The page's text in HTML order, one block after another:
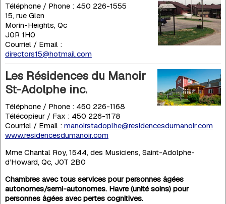
Téléphone / Phone : 450 226-1555
15, rue Glen
Morin-Heights, Qc
J0R 1H0
Courriel / Email :
directors15@hotmail.com
Les Résidences du Manoir
St-Adolphe inc.
Téléphone / Phone : 450 226-1168
Télécopieur / Fax : 450 226-1178
Courriel / Email : manoirstadoplhe@residencesdumanoir.com
www.residencesdumanoir.com
Mme Chantal Roy, 1544, des Musiciens, Saint-Adolphe-
d’Howard, Qc, J0T 2B0
Chambres avec tous services pour personnes âgées
autonomes/semi-autonomes. Havre (unité soins) pour
personnes âgées avec pertes cognitives.